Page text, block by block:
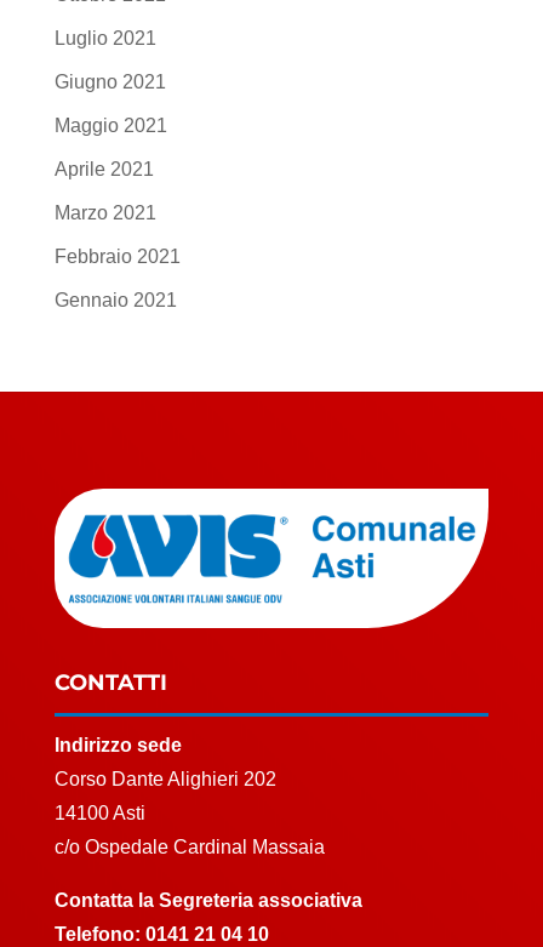
Luglio 2021
Giugno 2021
Maggio 2021
Aprile 2021
Marzo 2021
Febbraio 2021
Gennaio 2021
CONTATTI
Indirizzo sede
Corso Dante Alighieri 202
14100 Asti
c/o Ospedale Cardinal Massaia
Contatta la Segreteria associativa
Telefono: 0141 21 04 10